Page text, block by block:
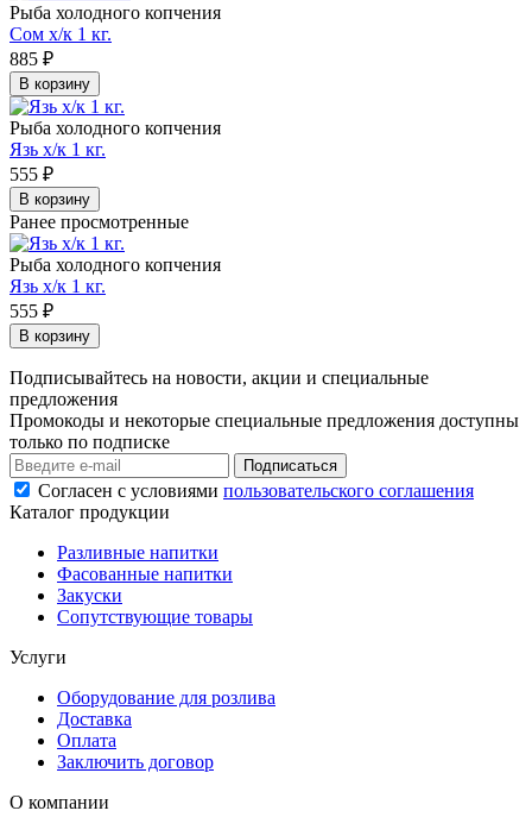
Рыба холодного копчения
Сом х/к 1 кг.
885 ₽
В корзину
Рыба холодного копчения
Язь х/к 1 кг.
555 ₽
В корзину
Ранее просмотренные
Рыба холодного копчения
Язь х/к 1 кг.
555 ₽
В корзину
Подписывайтесь на новости, акции и специальные
предложения
Промокоды и некоторые специальные предложения доступны
только по подписке
Подписаться
Согласен с условиями пользовательского соглашения
Каталог продукции
Разливные напитки
Фасованные напитки
Закуски
Сопутствующие товары
Услуги
Оборудование для розлива
Доставка
Оплата
Заключить договор
О компании